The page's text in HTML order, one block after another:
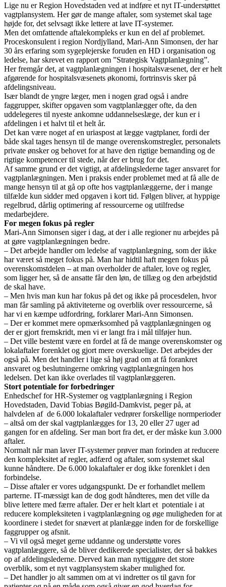
Lige nu er Region Hovedstaden ved at indføre et nyt IT-understøttet
vagtplansystem. Her gør de mange aftaler, som systemet skal tage
højde for, det selvsagt ikke lettere at lave IT-systemer.
Men det omfattende aftalekompleks er kun en del af problemet.
Proceskonsulent i region Nordjylland, Mari-Ann Simonsen, der har
30 års erfaring som sygeplejerske foruden en HD i organisation og
ledelse, har skrevet en rapport om ”Strategisk Vagtplanlægning”.
Her fremgår det, at vagtplanlægningen i hospitalsvæsenet, der er helt
afgørende for hospitalsvæsenets økonomi, fortrinsvis sker på
afdelingsniveau.
Især blandt de yngre læger, men i nogen grad også i andre
faggrupper, skifter opgaven som vagtplanlægger ofte, da den
uddelegeres til nyeste ankomne uddannelseslæge, der kun er i
afdelingen i et halvt til et helt år.
Det kan være noget af en uriaspost at lægge vagtplaner, fordi der
både skal tages hensyn til de mange overenskomstregler, personalets
private ønsker og behovet for at have den rigtige bemanding og de
rigtige kompetencer til stede, når der er brug for det.
Af samme grund er det vigtigt, at afdelingslederne tager ansvaret for
vagtplanlægningen. Men i praksis ender problemet med at få alle de
mange hensyn til at gå op ofte hos vagtplanlæggerne, der i mange
tilfælde kun sidder med opgaven i kort tid. Følgen bliver, at hyppige
regelbrud, dårlig optimering af ressourcerne og utilfredse
medarbejdere.
For megen fokus på regler
Mari-Ann Simonsen siger i dag, at der i alle regioner nu arbejdes på
at gøre vagtplanlægningen bedre.
– Det arbejde handler om ledelse af vagtplanlægning, som der ikke
har været så meget fokus på. Man har hidtil haft megen fokus på
overenskomstdelen – at man overholder de aftaler, love og regler,
som ligger her, så de ansatte får den løn, de tillæg og den arbejdstid
de skal have.
– Men hvis man kun har fokus på det og ikke på procesdelen, hvor
man får samling på aktiviteterne og overblik over ressourcerne, så
har vi en kæmpe udfordring, forklarer Mari-Ann Simonsen.
– Der er kommet mere opmærksomhed på vagtplanlægningen og
der er gjort fremskridt, men vi er langt fra i mål tilføjer hun.
– Det ville bestemt være en fordel at få de mange overenskomster og
lokalaftaler forenklet og gjort mere overskuelige. Det arbejdes der
også på. Men det handler i lige så høj grad om at få forankret
ansvaret og beslutningerne omkring vagtplanlægningen hos
ledelsen. Det kan ikke overlades til vagtplanlæggeren.
Stort potentiale for forbedringer
Enhedschef for HR-Systemer og vagtplanlægning i Region
Hovedstaden, David Tobias Bøgild-Damkvist, peger på, at
halvdelen af de 6.000 lokalaftaler vedrører forskellige normperioder
– altså om der skal vagtplanlægges for 13, 20 eller 27 uger ad
gangen for en afdeling. Ser man bort fra det, er der måske kun 3.000
aftaler.
Normalt når man laver IT-systemer prøver man forinden at reducere
den kompleksitet af regler, adfærd og aftaler, som systemet skal
kunne håndtere. De 6.000 lokalaftaler er dog ikke forenklet i den
forbindelse.
– Disse aftaler er vores udgangspunkt. De er forhandlet mellem
parterne. IT-mæssigt kan de dog godt håndteres, men det ville da
blive lettere med færre aftaler. Der er helt klart et potentiale i at
reducere kompleksiteten i vagtplanlægning og øge muligheden for at
koordinere i stedet for snævert at planlægge inden for de forskellige
faggrupper og afsnit.
– Vi vil også meget gerne uddanne og understøtte vores
vagtplanlæggere, så de bliver dedikerede specialister, der så bakkes
op af afdelingslederne. Derved kan man nyttiggøre det store
overblik, som et nyt vagtplansystem skaber mulighed for.
– Det handler jo alt sammen om at vi indretter os til gavn for